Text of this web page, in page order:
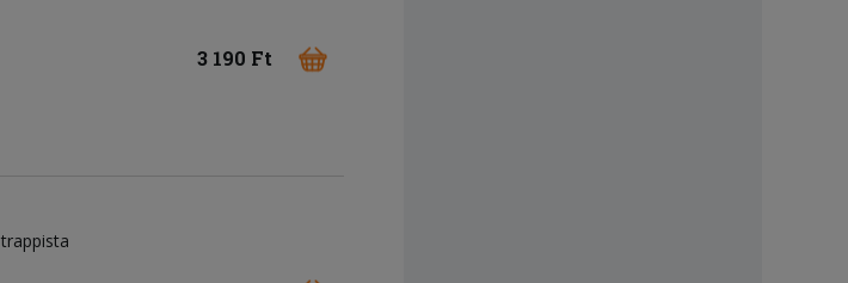
3 190 Ft
trappista